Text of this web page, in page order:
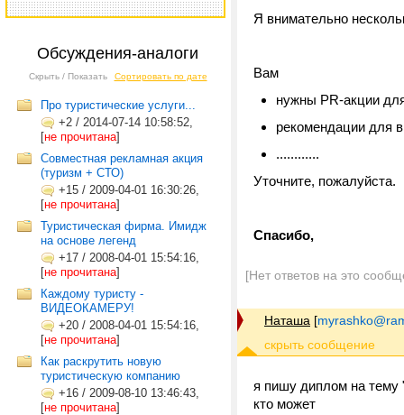
Обсуждения-аналоги
Скрыть / Показать Сортировать по дате
Про туристические услуги...
+2 / 2014-07-14 10:58:52,
[не прочитана]
Совместная рекламная акция
(туризм + СТО)
+15 / 2009-04-01 16:30:26,
[не прочитана]
Туристическая фирма. Имидж
на основе легенд
+17 / 2008-04-01 15:54:16,
[не прочитана]
Каждому туристу -
ВИДЕОКАМЕРУ!
+20 / 2008-04-01 15:54:16,
[не прочитана]
Как раскрутить новую
туристическую компанию
+16 / 2009-08-10 13:46:43,
[не прочитана]
Я внимательно
Вам
нужны PR-акции
рекомендации для
............
Уточните, пожалуйста.
Спасибо,
[Нет ответов на это
Наташа [
я пишу диплом на тему
кто может